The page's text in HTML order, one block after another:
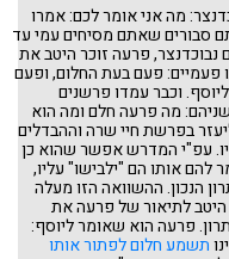
מה אני אומר לכם: אמרו
סבורים שאתם מסיחים עמי עד
נבוכדנצר, פרעה זוכר היטב את
פעמיים: פעם בעת החלום, ופעם
וכבר עמדו פרשנים
שניהם: מה פרעה חלם ומה הוא
בפרשת חיי שרה וההבדלים
עפ"י המדרש אפשר שהוא כן
אותו הם "ילבישו" עליו,
הנכון. ההשוואה הזו מעלה
לתיאור של פרעה את
פרעה הוא שאומר ליוסף:
תשמע חלום לפתור אותו